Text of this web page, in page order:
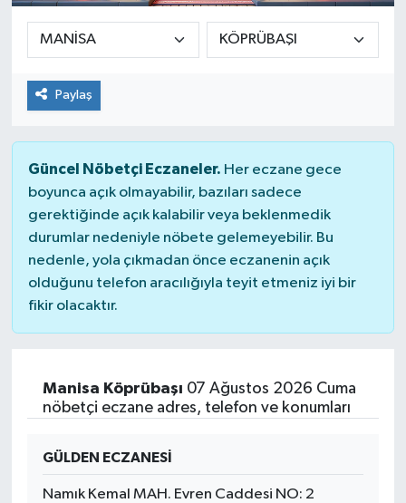
Paylaş
Güncel Nöbetçi Eczaneler. Her eczane gece
boyunca açık olmayabilir, bazıları sadece
gerektiğinde açık kalabilir veya beklenmedik
durumlar nedeniyle nöbete gelemeyebilir. Bu
nedenle, yola çıkmadan önce eczanenin açık
olduğunu telefon aracılığıyla teyit etmeniz iyi bir
fikir olacaktır.
Manisa Köprübaşı 07 Ağustos 2026 Cuma
nöbetçi eczane adres, telefon ve konumları
GÜLDEN ECZANESİ
Namık Kemal MAH. Evren Caddesi NO: 2
Sağlık
Siyaset
Teknoloji
Türkiye